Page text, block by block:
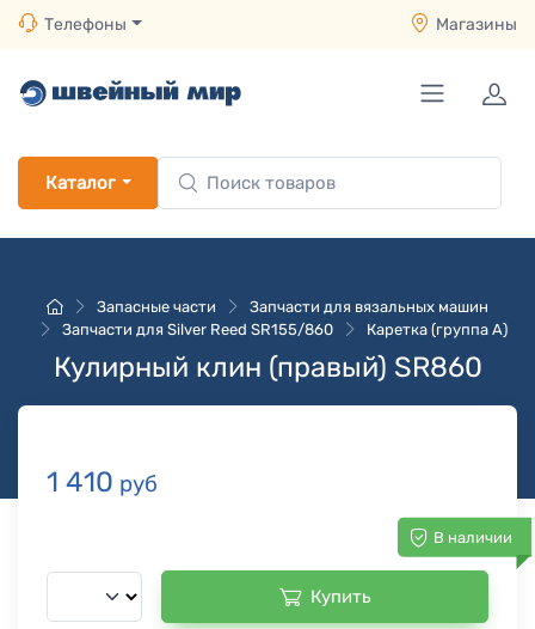
Телефоны Магазины
Каталог
Запасные части
Запчасти для вязальных машин
Запчасти для Silver Reed SR155/860
Каретка (группа A)
Кулирный клин (правый) SR860
1 410 руб
В наличии
Купить